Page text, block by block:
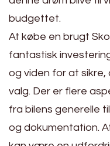
budgettet.
At købe en brugt
fantastisk
og viden for at
valg. Der er flere
fra bilens generelle
og dokumentation.